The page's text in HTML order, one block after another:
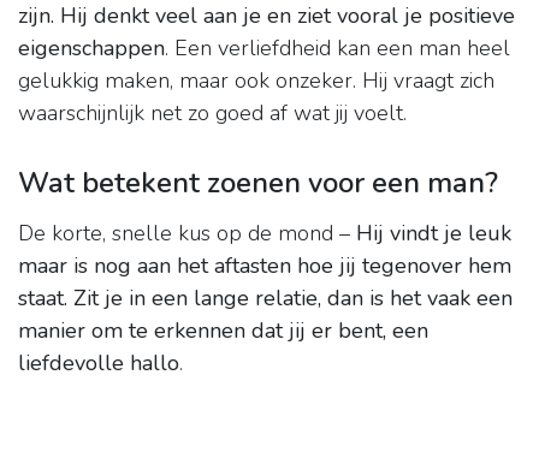
zijn. Hij denkt veel aan je en ziet vooral je positieve
eigenschappen. Een verliefdheid kan een man heel
gelukkig maken, maar ook onzeker. Hij vraagt zich
waarschijnlijk net zo goed af wat jij voelt.
Wat betekent zoenen voor een man?
De korte, snelle kus op de mond – Hij vindt je leuk
maar is nog aan het aftasten hoe jij tegenover hem
staat. Zit je in een lange relatie, dan is het vaak een
manier om te erkennen dat jij er bent, een
liefdevolle hallo.